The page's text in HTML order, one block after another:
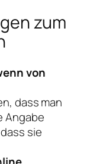
zum
von
dass man
Angabe
sie